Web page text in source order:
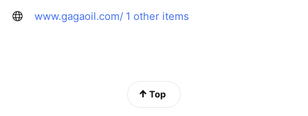
www.gagaoil.com/ 1 other items
Top